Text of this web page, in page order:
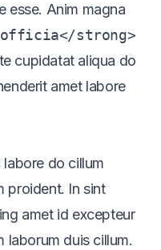
esse. Anim magna
strong>
cupidatat aliqua do
amet labore
do cillum
proident. In sint
amet id excepteur
laborum duis cillum.